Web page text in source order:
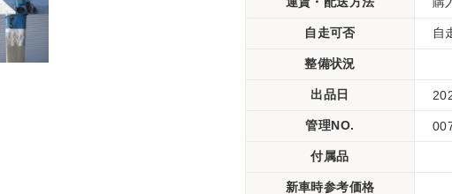
自走可否 自
整備状況
出品日
管理NO.
付属品
新車時参考価格